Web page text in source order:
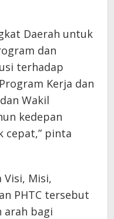
Daerah untuk
dan
terhadap
Kerja dan
Wakil
kedepan
cepat,” pinta
Misi,
PHTC tersebut
arah bagi